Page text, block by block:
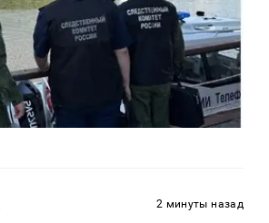
2 минуты назад